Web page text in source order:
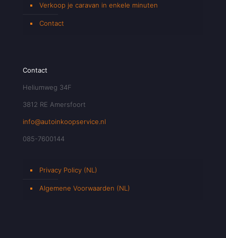
Verkoop je caravan in enkele minuten
Contact
Contact
Heliumweg 34F
3812 RE Amersfoort
info@autoinkoopservice.nl
085-7600144
Privacy Policy (NL)
Algemene Voorwaarden (NL)